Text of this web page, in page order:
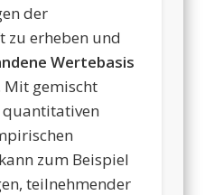
der
erheben und
Wertebasis
Mit gemischt
zum Beispiel
teilnehmender